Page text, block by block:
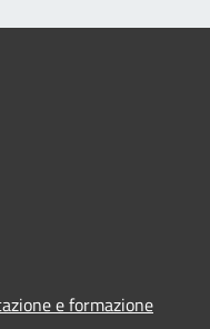
e formazione